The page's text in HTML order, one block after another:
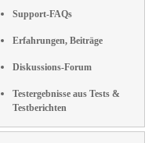
Support-FAQs
Erfahrungen, Beiträge
Diskussions-Forum
Testergebnisse aus Tests &
Testberichten